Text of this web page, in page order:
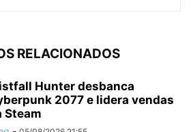
RELACIONADOS
Hunter desbanca
2077 e lidera vendas
Steam